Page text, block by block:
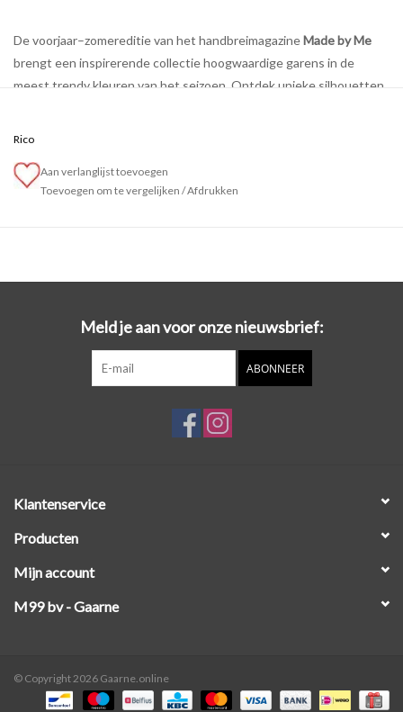
De voorjaar–zomereditie van het handbreimagazineMade by Me
brengt een inspirerende collectie hoogwaardige garens in de
meest trendy kleuren van het seizoen. Ontdek unieke silhouetten,
Van luchtige shirts en stijlvolle tops tot trendy pullunders, lichte
jasjes, tassen, mutsen en sjaals – deze veelzijdige collectie
pieces. Met deze editie geef je het seizoen een persoonlijke touch
– stijlvol, handgemaakt en helemaal on-trend.
Rico
Aan verlanglijst toevoegen
Toevoegen om te vergelijken /Afdrukken
Meld je aan voor onze nieuwsbrief:
ABONNEER
Klantenservice
Producten
Mijn account
M99 bv - Gaarne
© Copyright 2026 Gaarne.online